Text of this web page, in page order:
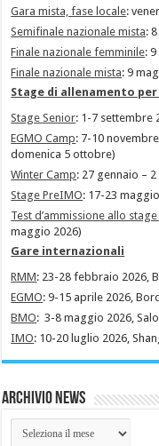
Gara mista, fase locale:
Semifinale nazionale mista:
Finale nazionale femminile:
Finale nazionale mista: 9
Stage di allenamento
Stage Senior: 1-7 settembre
EGMO Camp: 7-10
domenica 5 ottobre)
Winter Camp: 27 gennaio –
Stage PreIMO: 17-23
Test d’ammissione allo
maggio 2026)
Gare internazionali
RMM: 23-28 febbraio 2026,
EGMO: 9-15 aprile 2026,
BMO: 3-8 maggio 2026,
IMO: 10-20 luglio 2026,
Archivio News
Archivio
News